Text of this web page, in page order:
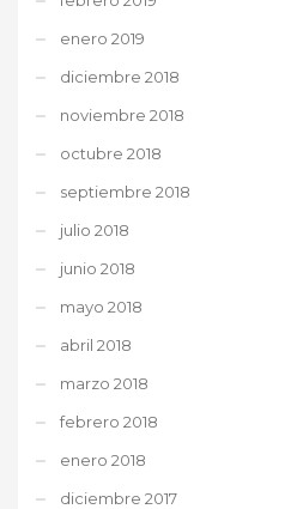
enero 2019
diciembre 2018
noviembre 2018
octubre 2018
septiembre 2018
julio 2018
junio 2018
mayo 2018
abril 2018
marzo 2018
febrero 2018
enero 2018
diciembre 2017